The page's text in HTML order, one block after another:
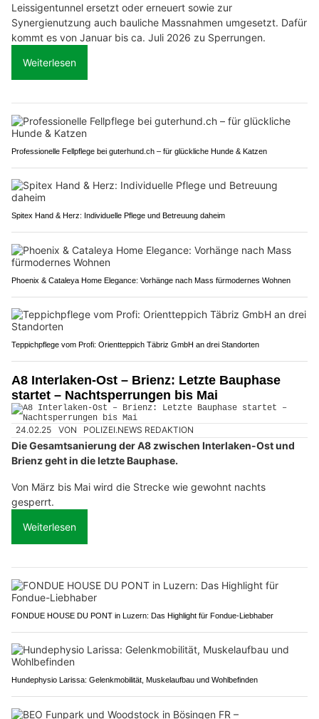
Leissigentunnel ersetzt oder erneuert sowie zur
Synergienutzung auch bauliche Massnahmen umgesetzt. Dafür
kommt es von Januar bis ca. Juli 2026 zu Sperrungen.
Weiterlesen
Professionelle Fellpflege bei guterhund.ch – für glückliche Hunde & Katzen
Spitex Hand & Herz: Individuelle Pflege und Betreuung daheim
Phoenix & Cataleya Home Elegance: Vorhänge nach Mass fürmodernes Wohnen
Teppichpflege vom Profi: Orientteppich Täbriz GmbH an drei Standorten
A8 Interlaken-Ost – Brienz: Letzte Bauphase
startet – Nachtsperrungen bis Mai
24.02.25 VON POLIZEI.NEWS REDAKTION
Die Gesamtsanierung der A8 zwischen Interlaken-Ost und
Brienz geht in die letzte Bauphase.
Von März bis Mai wird die Strecke wie gewohnt nachts
gesperrt.
Weiterlesen
FONDUE HOUSE DU PONT in Luzern: Das Highlight für Fondue-Liebhaber
Hundephysio Larissa: Gelenkmobilität, Muskelaufbau und Wohlbefinden